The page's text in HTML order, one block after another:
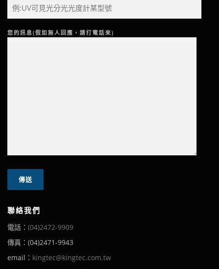
您的訊息(假如無人回應，請打電話來)
聯絡我們
電話： (04)2472-9909
傳真：(04)2471-9943
email： kingtec@kingtec.com.tw